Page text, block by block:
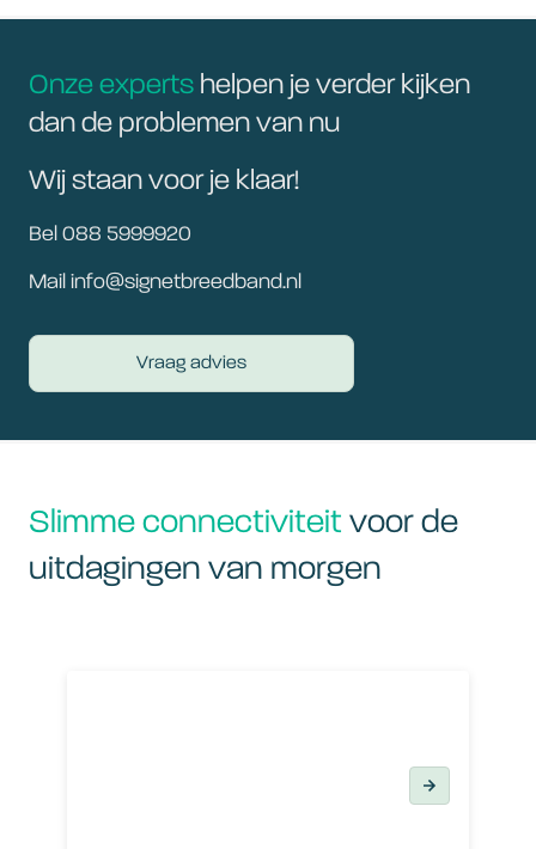
Onze experts helpen je verder kijken
dan de problemen van nu
Wij staan voor je klaar!
Bel 088 5999920
Mail info@signetbreedband.nl
Vraag advies
Slimme connectiviteit voor de
uitdagingen van morgen